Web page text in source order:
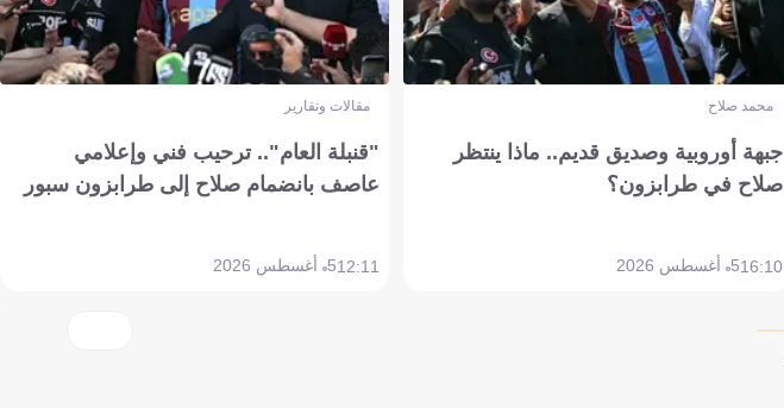
محمد صلاح
جبهة أوروبية وصديق قديم.. ماذا ينتظر
صلاح في طرابزون؟
16:105 أغسطس 2026
مقالات وتقارير
"قنبلة العام".. ترحيب فني وإعلامي
عاصف بانضمام صلاح إلى طرابزون سبور
12:115 أغسطس 2026